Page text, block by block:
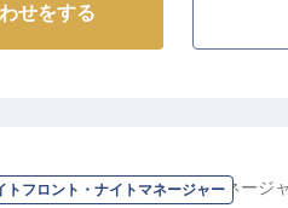
間を提供するため、客室やパブ
気配りをお願いします。一つ
せをする
トフロント・ナイトマネージャー
のナイトフロント・ナイトマネージ